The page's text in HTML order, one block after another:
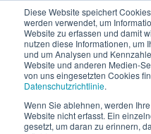
Diese Website speichert
werden verwendet, um
Website zu erfassen und damit
nutzen diese Informationen, um
und um Analysen und
Website und anderen Medien-
von uns eingesetzten Cookies
Datenschutzrichtlinie.
Wenn Sie ablehnen, werden
Website nicht erfasst. Ein
gesetzt, um daran zu erinnern,